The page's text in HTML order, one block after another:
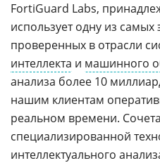
FortiGuard Labs,
использует одну из
проверенных в отрасли
интеллекта и машинного
анализа более 10
нашим клиентам
реальном времени.
специализированной
интеллектуального